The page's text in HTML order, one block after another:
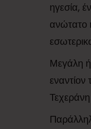
ηγεσία,
ανώτατο
Μεγάλη